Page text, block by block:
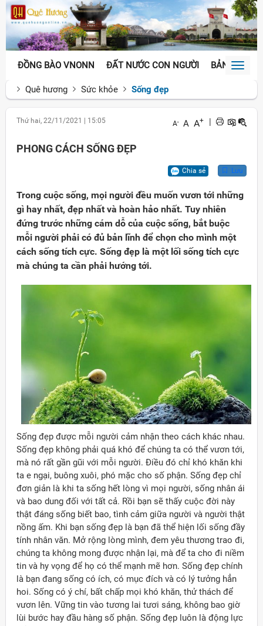
ĐỒNG BÀO VNONN ĐẤT NƯỚC CON NGƯỜI BẢN SẮCToggle
Quê hương
Sức khỏe Sống đẹp
Thứ hai, 22/11/2021 15:05 A- A A+
PHONG CÁCH SỐNG ĐẸP
Chia sẻ Lưu
Trong cuộc sống, mọi người đều muốn vươn tới những
gì hay nhất, đẹp nhất và hoàn hảo nhất. Tuy nhiên
đứng trước những cám dỗ của cuộc sống, bắt buộc
mỗi người phải có đủ bản lĩnh để chọn cho mình một
cách sống tích cực. Sống đẹp là một lối sống tích cực
mà chúng ta cần phải hướng tới.
Sống đẹp được mỗi người cảm nhận theo cách khác nhau.
Sống đẹp không phải quá khó để chúng ta có thể vươn tới,
mà nó rất gần gũi với mỗi người. Điều đó chỉ khó khăn khi
ta e ngại, buông xuôi, phó mặc cho số phận. Sống đẹp chỉ
đơn giản là khi ta sống hết lòng vì mọi người, sống nhân ái
và bao dung đối với tất cả. Rồi bạn sẽ thấy cuộc đời này
thật đáng sống biết bao, tình cảm giữa người và người thật
nồng ấm. Khi bạn sống đẹp là bạn đã thể hiện lối sống đầy
tính nhân văn. Mở rộng lòng mình, đem yêu thương trao đi,
chúng ta không mong được nhận lại, mà để ta cho đi niềm
tin và hy vọng để họ có thể mạnh mẽ hơn. Sống đẹp chính
là bạn đang sống có ích, có mục đích và có lý tưởng hẳn
hoi. Sống có ý chí, bất chấp mọi khó khăn, thử thách để
vươn lên. Vững tin vào tương lai tươi sáng, không bao giờ
lùi bước hay đầu hàng số phận. Sống đẹp luôn là động lực